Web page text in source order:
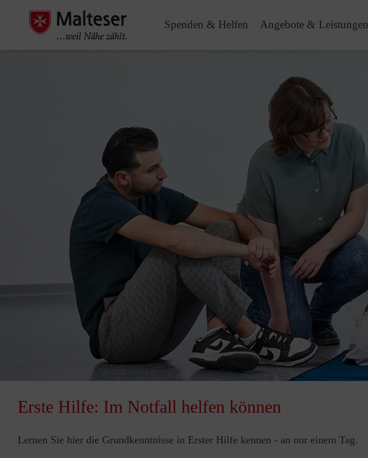
Spenden & Helfen Angebote & Leistungen
Erste Hilfe: Im Notfall helfen können
Lernen Sie hier die Grundkenntnisse in Erster Hilfe kennen - an nur einem Tag.